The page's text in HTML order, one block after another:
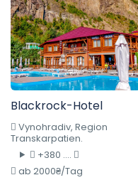
Blackrock-Hotel
Vynohradiv, Region
Transkarpatien.
+380 ....
ab 2000₴/Tag